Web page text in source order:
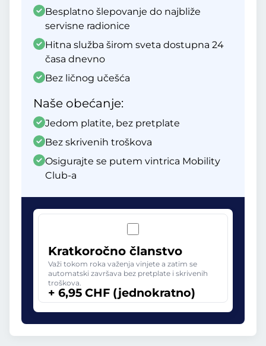
Besplatno šlepovanje do najbliže
servisne radionice
Hitna služba širom sveta dostupna 24
časa dnevno
Bez ličnog učešća
Naše obećanje:
Jedom platite, bez pretplate
Bez skrivenih troškova
Osigurajte se putem vintrica Mobility
Club-a
Kratkoročno članstvo
Važi tokom roka važenja vinjete a zatim se
automatski završava bez pretplate i skrivenih
troškova.
+ 6,95 CHF (jednokratno)